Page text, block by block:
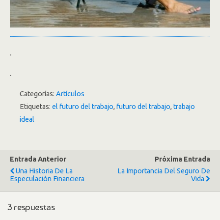
.
.
Categorías: Artículos
Etiquetas: el futuro del trabajo, futuro del trabajo, trabajo
ideal
Entrada Anterior
Una Historia De La
Especulación Financiera
Próxima Entrada
La Importancia Del Seguro De
Vida
3 respuestas